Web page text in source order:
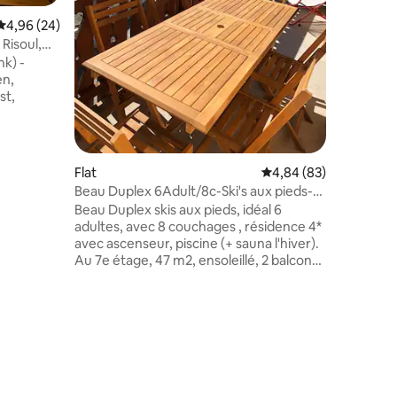
beoordeling van 4,96 op 5, 24 recensies
4,96 (24)
-
Flat Gemiddelde
4,84 (83)
Beau Duplex 6Adult/8c-Ski's aux pieds-
piscine-sauna
Beau Duplex skis aux pieds, idéal 6
adultes, avec 8 couchages , résidence 4*
avec ascenseur, piscine (+ sauna l'hiver).
Au 7e étage, 47 m2, ensoleillé, 2 balcons